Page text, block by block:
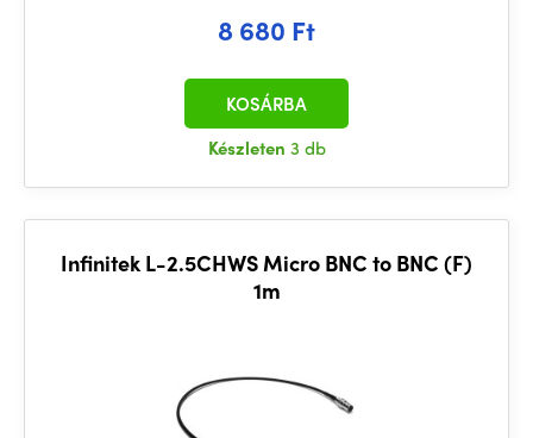
8 680 Ft
Készleten 3 db
KOSÁRBA
Infinitek L-2.5CHWS Micro BNC to BNC (F)
1m